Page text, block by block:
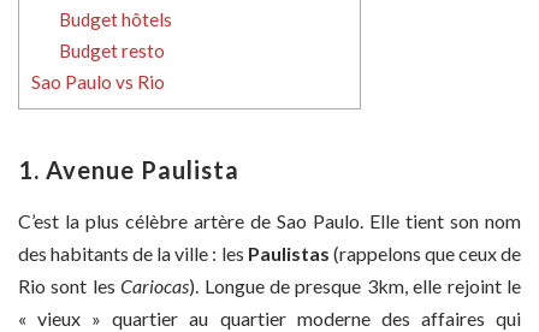
Budget hôtels
Budget resto
Sao Paulo vs Rio
1. Avenue Paulista
C’est la plus célèbre artère de Sao Paulo. Elle tient son nom
des habitants de la ville : les Paulistas (rappelons que ceux de
Rio sont lesCariocas). Longue de presque 3km, elle rejoint le
« vieux » quartier au quartier moderne des affaires qui